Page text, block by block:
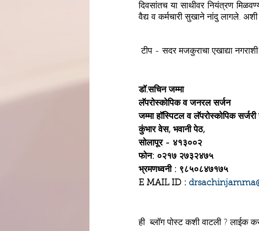
दिवसांतच या साथीवर नियंत्रण
वैद्य व कर्मचारी सुखाने नांदु लागले. अशी
टीप - सदर मजकुराचा एखाद्या
डॉ.सचिन जम्मा
लॅपरोस्कोपिक व जनरल सर्जन
जम्मा हॉस्पिटल व लॅपरोस्कोपिक
कुंभार वेस, भवानी पेठ,
सोलापूर - ४१३००२
फोन: ०२१७ २७३२४७५
भ्रमणध्वनी : ९८५०८४७१७५
E MAIL ID :
ही  ब्लॉग पोस्ट कशी वाटली ?